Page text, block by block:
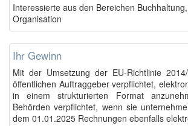
Interessierte aus den Bereichen
Organisation
Ihr Gewinn
Mit der Umsetzung der EU-Richtlinie
öffentlichen Auftraggeber verpflichtet,
in einem strukturierten Format
Behörden verpflichtet, wenn sie
dem 01.01.2025 Rechnungen ebenfalls